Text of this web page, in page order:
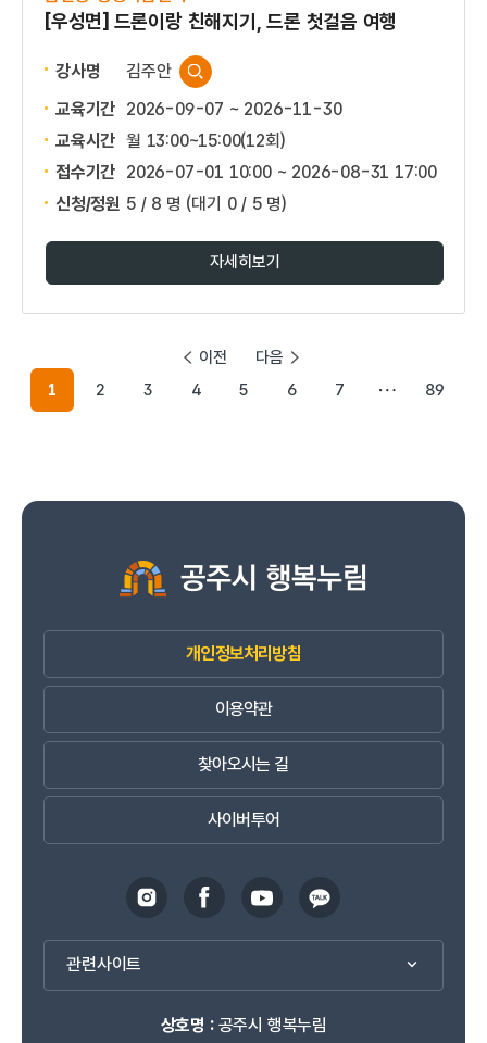
[우성면] 드론이랑 친해지기, 드론 첫걸음 여행
강사명
김주안
교육기간 2026-09-07 ~ 2026-11-30
교육시간 월 13:00~15:00(12회)
접수기간 2026-07-01 10:00 ~ 2026-08-31 17:00
신청/정원 5 / 8 명 (대기 0 / 5 명)
자세히보기
이전
1
2 3 4 5 6 7 89
다음
개인정보처리방침
이용약관
찾아오시는 길
사이버투어
관련사이트
상호명 :공주시 행복누림